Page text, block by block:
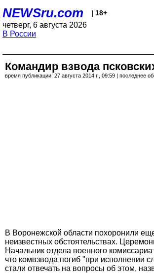
NEWSru.com | 18+
четверг, 6 августа 2026
В России
Командир взвода
время публикации: 27 августа 2014 г., 09:59 | последнее
В Воронежской области похоронили
неизвестных обстоятельствах.
Начальник отдела военного
что комвзвода погиб "при исполнении
стали отвечать на вопросы об этом,